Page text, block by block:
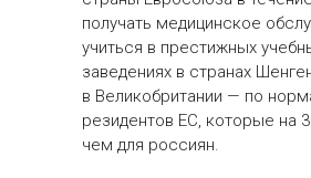
получать медицинское
учиться в престижных
заведениях в странах
в Великобритании — по
резидентов ЕС, которые на
чем для россиян.